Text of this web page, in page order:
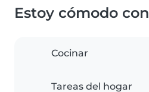
Estoy cómodo con
Cocinar
Tareas del hogar